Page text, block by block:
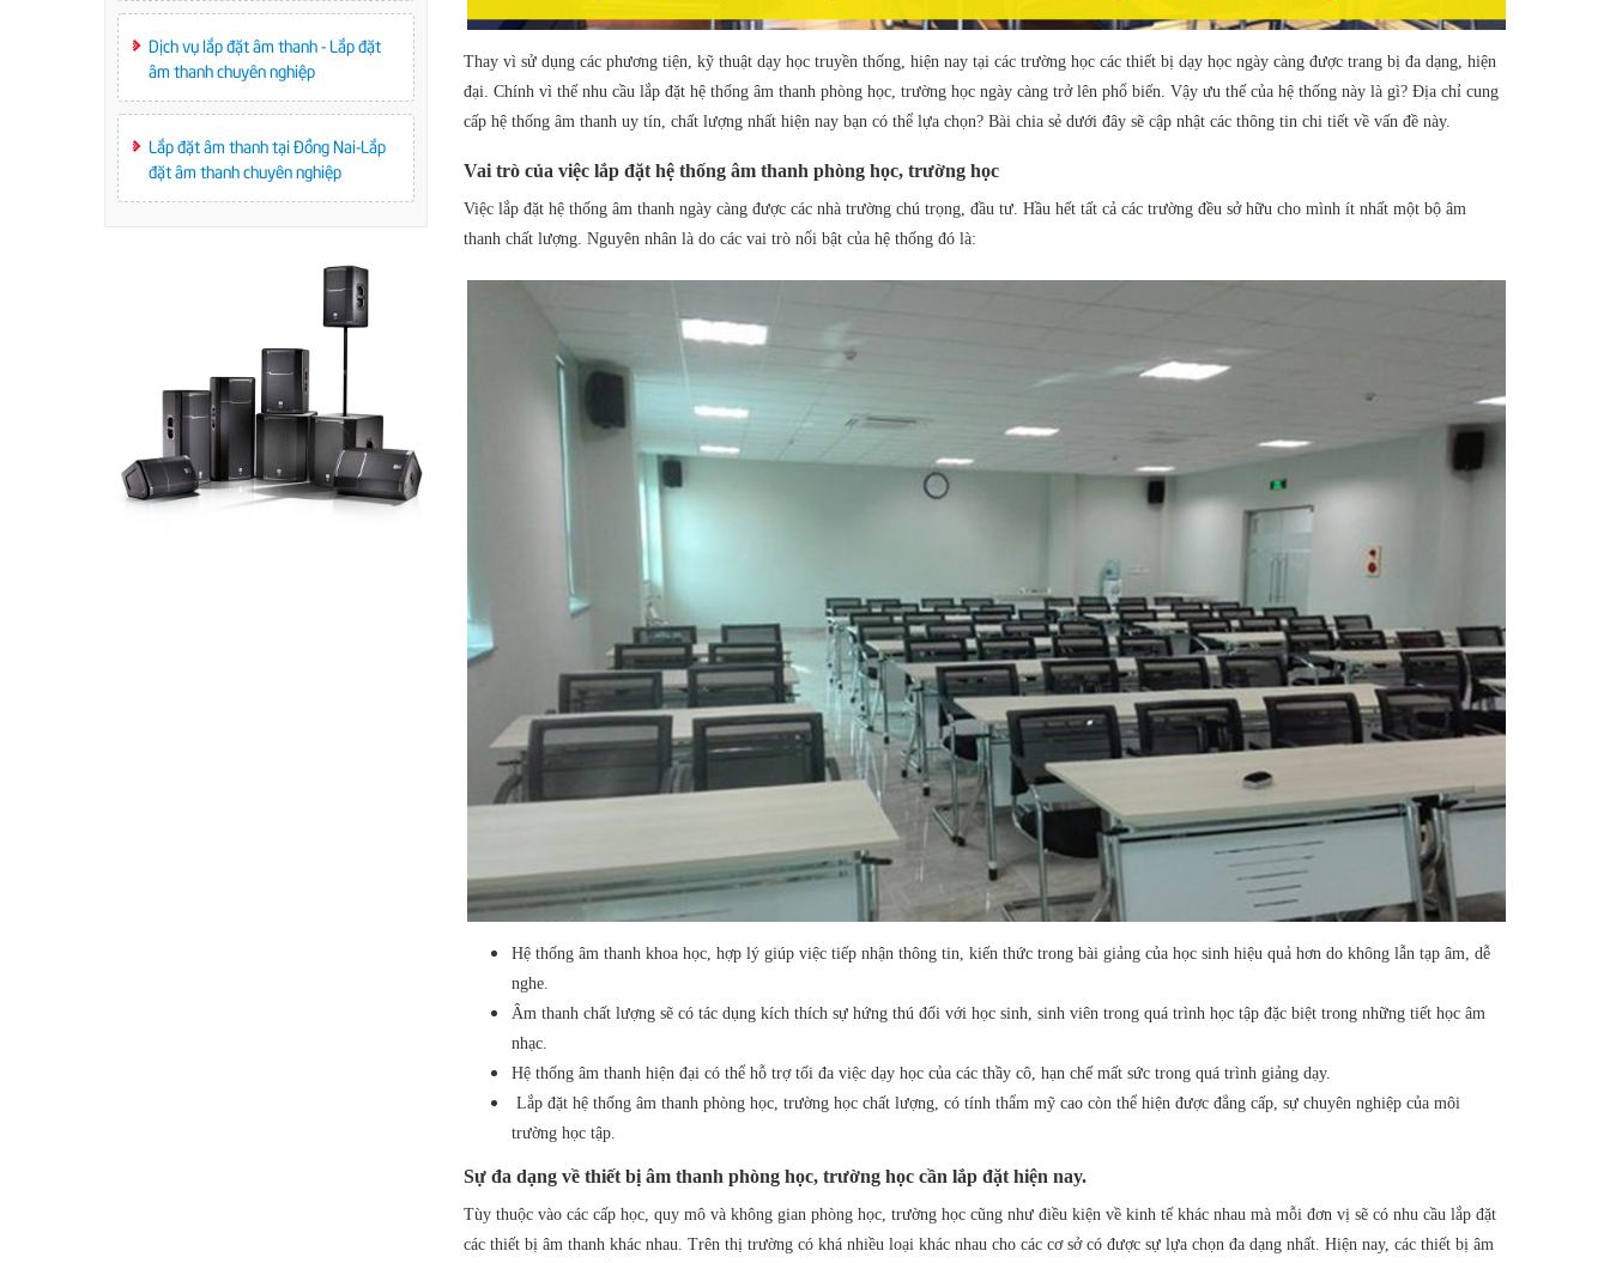
Thay vì sử dụng các phương tiện, kỹ thuật dạy học truyền thống, hiện nay tại các trường học các thiết bị dạy học ngày càng được trang bị đa dạng, hiện
đại. Chính vì thế nhu cầu lắp đặt hệ thống âm thanh phòng học, trường học ngày càng trở lên phổ biến. Vậy ưu thế của hệ thống này là gì? Địa chỉ cung
cấp hệ thống âm thanh uy tín, chất lượng nhất hiện nay bạn có thể lựa chọn? Bài chia sẻ dưới đây sẽ cập nhật các thông tin chi tiết về vấn đề này.
Vai trò của việc lắp đặt hệ thống âm thanh phòng học, trường học
Việc lắp đặt hệ thống âm thanh ngày càng được các nhà trường chú trọng, đầu tư. Hầu hết tất cả các trường đều sở hữu cho mình ít nhất một bộ âm
thanh chất lượng. Nguyên nhân là do các vai trò nổi bật của hệ thống đó là:
Hệ thống âm thanh khoa học, hợp lý giúp việc tiếp nhận thông tin, kiến thức trong bài giảng của học sinh hiệu quả hơn do không lẫn tạp âm, dễ
nghe.
Âm thanh chất lượng sẽ có tác dụng kích thích sự hứng thú đối với học sinh, sinh viên trong quá trình học tập đặc biệt trong những tiết học âm
nhạc.
Hệ thống âm thanh hiện đại có thể hỗ trợ tối đa việc dạy học của các thầy cô, hạn chế mất sức trong quá trình giảng dạy.
Lắp đặt hệ thống âm thanh phòng học, trường học chất lượng, có tính thẩm mỹ cao còn thể hiện được đẳng cấp, sự chuyên nghiệp của môi
trường học tập.
Sự đa dạng về thiết bị âm thanh phòng học, trường học cần lắp đặt hiện nay.
Tùy thuộc vào các cấp học, quy mô và không gian phòng học, trường học cũng như điều kiện về kinh tế khác nhau mà mỗi đơn vị sẽ có nhu cầu lắp đặt
các thiết bị âm thanh khác nhau. Trên thị trường có khá nhiều loại khác nhau cho các cơ sở có được sự lựa chọn đa dạng nhất. Hiện nay, các thiết bị âm
Dịch vụ lắp đặt âm thanh - Lắp đặt
âm thanh chuyên nghiệp
Lắp đặt âm thanh tại Đồng Nai-Lắp
đặt âm thanh chuyên nghiệp